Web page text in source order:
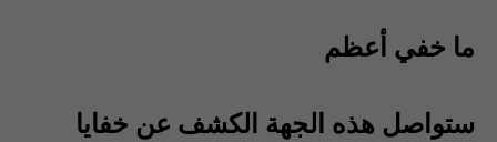
ما خفي أعظم
ستواصل هذه الجهة الكشف عن خفايا